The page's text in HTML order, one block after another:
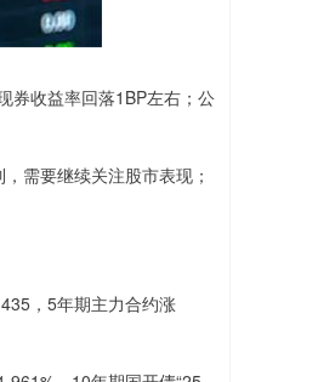
收益率回落1BP左右；公
需要继续关注股市表现；
，5年期主力合约涨